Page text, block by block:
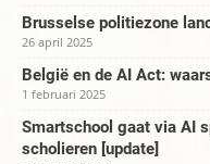
Brusselse politiezone
26 april 2025
België en de AI Act:
1 februari 2025
Smartschool gaat via AI
scholieren [update]